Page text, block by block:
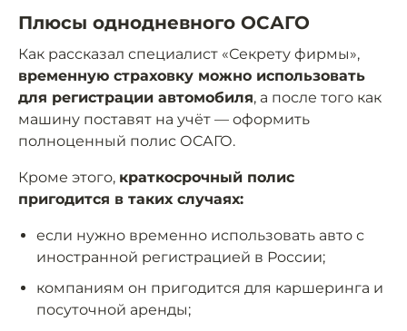
Плюсы однодневного ОСАГО
Как рассказал специалист «Секрету фирмы»,
временную страховку можно использовать
для регистрации автомобиля, а после того как
машину поставят на учёт — оформить
полноценный полис ОСАГО.
Кроме этого, краткосрочный полис
пригодится в таких случаях:
если нужно временно использовать авто с
иностранной регистрацией в России;
компаниям он пригодится для каршеринга и
посуточной аренды;